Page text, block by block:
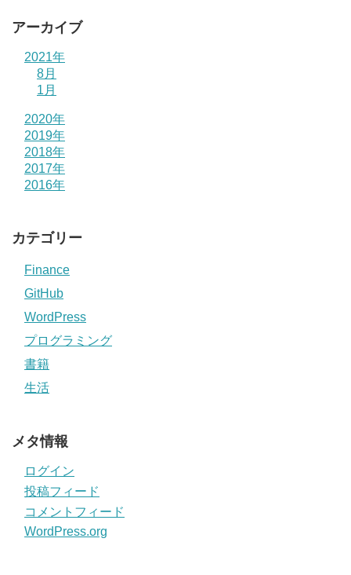
アーカイブ
2021年
8月
1月
2020年
2019年
2018年
2017年
2016年
カテゴリー
Finance
GitHub
WordPress
プログラミング
書籍
生活
メタ情報
ログイン
投稿フィード
コメントフィード
WordPress.org